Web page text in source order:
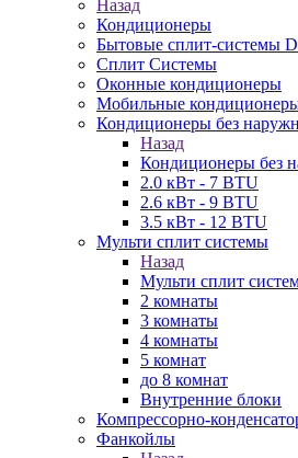
Назад
Кондиционеры
Бытовые сплит-системы
Сплит Системы
Оконные кондиционеры
Мобильные
Кондиционеры без
Назад
Кондиционеры без
2.0 кВт - 7 BTU
2.6 кВт - 9 BTU
3.5 кВт - 12 BTU
Мульти сплит системы
Назад
Мульти сплит
2 комнаты
3 комнаты
4 комнаты
5 комнат
до 8 комнат
Внутренние блоки
Компрессорно-
Фанкойлы